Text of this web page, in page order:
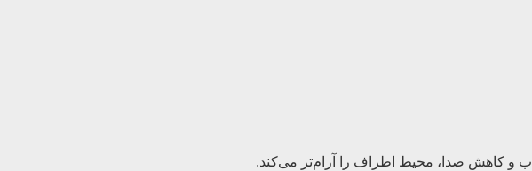
و کاهش صدا، محیط اطراف را آرام‌تر می‌کند.